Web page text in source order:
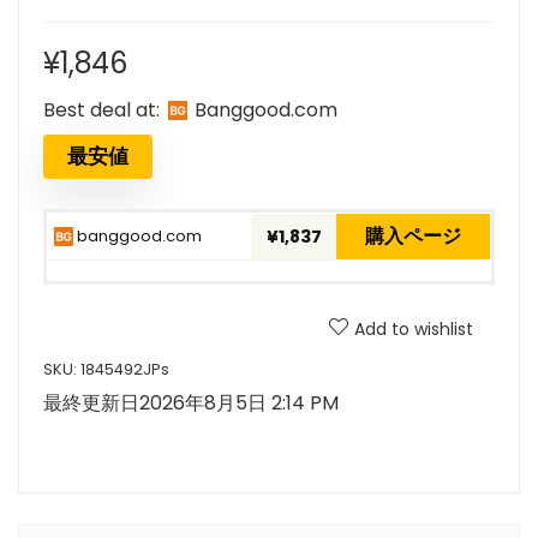
¥1,846
Best deal at: banggood.com
最安値
banggood.com ¥1,837 購入ページ
Add to wishlist
SKU: 1845492JPs
最終更新日2026年8月5日 2:14 PM